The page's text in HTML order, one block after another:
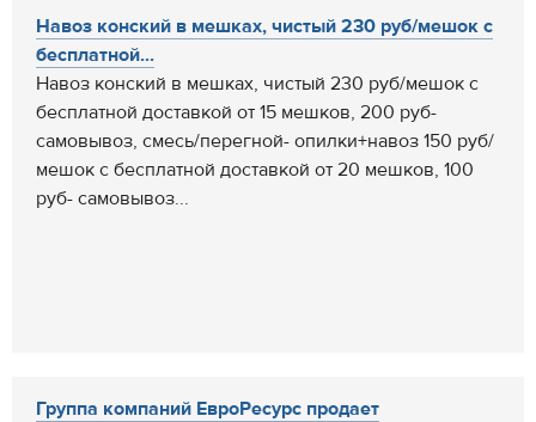
Навоз конский в мешках, чистый 230 руб/мешок с
бесплатной...
Навоз конский в мешках, чистый 230 руб/мешок с
бесплатной доставкой от 15 мешков, 200 руб-
самовывоз, смесь/перегной- опилки+навоз 150 руб/
мешок с бесплатной доставкой от 20 мешков, 100
руб- самовывоз...
Группа компаний ЕвроРесурс продает